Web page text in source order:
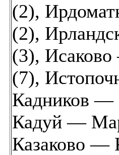
(2),
(2),
(3),
(7),
Кадников
Кадуй —
Казаково